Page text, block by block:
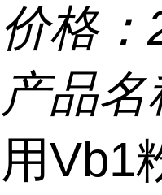
价格：
产品名
用Vb1